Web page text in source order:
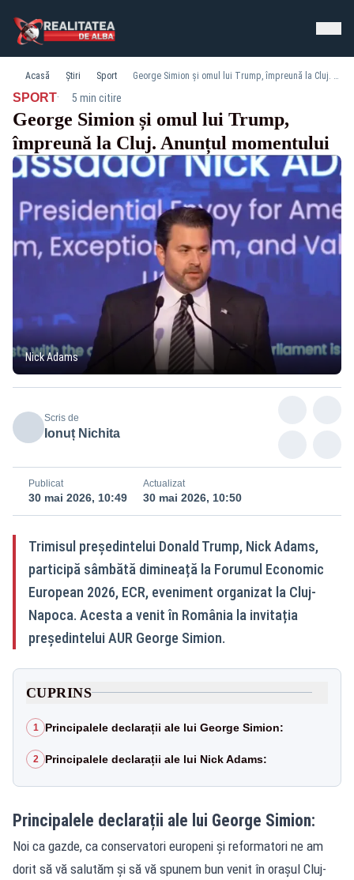
Acasă Știri Sport George Simion și omul lui Trump, împreună la Cluj. Anunțul momentului
SPORT· 5 min citire
George Simion și omul lui Trump,
împreună la Cluj. Anunțul momentului
Nick Adams
Scris de
Ionuț Nichita
Publicat
30 mai 2026, 10:49
Actualizat
30 mai 2026, 10:50
Trimisul președintelui Donald Trump, Nick Adams,
participă sâmbătă dimineață la Forumul Economic
European 2026, ECR, eveniment organizat la Cluj-
Napoca. Acesta a venit în România la invitația
președintelui AUR George Simion.
CUPRINS
1 Principalele declarații ale lui George Simion:
2 Principalele declarații ale lui Nick Adams:
Principalele declarații ale lui George Simion:
Noi ca gazde, ca conservatori europeni și reformatori ne am
dorit să vă salutăm și să vă spunem bun venit în orașul Cluj-